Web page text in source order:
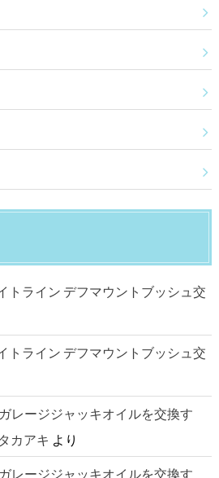
トライン デフマウントブッシュ交
トライン デフマウントブッシュ交
レージジャッキオイルを交換す
タカアキ より
レージジャッキオイルを交換す